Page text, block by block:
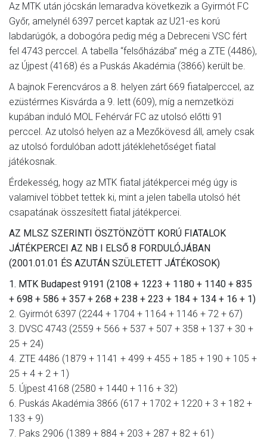
Az MTK után jócskán lemaradva következik a Gyirmót FC
Győr, amelynél 6397 percet kaptak az U21-es korú
labdarúgók, a dobogóra pedig még a Debreceni VSC fért
fel 4743 perccel. A tabella “felsőházába” még a ZTE (4486),
az Újpest (4168) és a Puskás Akadémia (3866) került be.
A bajnok Ferencváros a 8. helyen zárt 669 fiatalperccel, az
ezüstérmes Kisvárda a 9. lett (609), míg a nemzetközi
kupában induló MOL Fehérvár FC az utolsó előtti 91
perccel. Az utolsó helyen az a Mezőkövesd áll, amely csak
az utolsó fordulóban adott játéklehetőséget fiatal
játékosnak.
Érdekesség, hogy az MTK fiatal játékpercei még úgy is
valamivel többet tettek ki, mint a jelen tabella utolsó hét
csapatának összesített fiatal játékpercei.
AZ MLSZ SZERINTI ÖSZTÖNZÖTT KORÚ FIATALOK
JÁTÉKPERCEI AZ NB I ELSŐ 8 FORDULÓJÁBAN
(2001.01.01 ÉS AZUTÁN SZÜLETETT JÁTÉKOSOK)
1. MTK Budapest 9191 (2108 + 1223 + 1180 + 1140 + 835
+ 698 + 586 + 357 + 268 + 238 + 223 + 184 + 134 + 16 + 1)
2. Gyirmót 6397 (2244 + 1704 + 1164 + 1146 + 72 + 67)
3. DVSC 4743 (2559 + 566 + 537 + 507 + 358 + 137 + 30 +
25 + 24)
4. ZTE 4486 (1879 + 1141 + 499 + 455 + 185 + 190 + 105 +
25 + 4 + 2 + 1)
5. Újpest 4168 (2580 + 1440 + 116 + 32)
6. Puskás Akadémia 3866 (617 + 1702 + 1220 + 3 + 182 +
133 + 9)
7. Paks 2906 (1389 + 884 + 203 + 287 + 82 + 61)